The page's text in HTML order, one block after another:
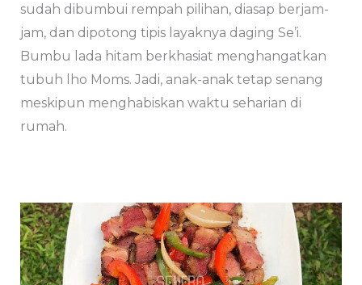
sudah dibumbui rempah pilihan, diasap berjam-
jam, dan dipotong tipis layaknya daging Se’i.
Bumbu lada hitam berkhasiat menghangatkan
tubuh lho Moms. Jadi, anak-anak tetap senang
meskipun menghabiskan waktu seharian di
rumah.